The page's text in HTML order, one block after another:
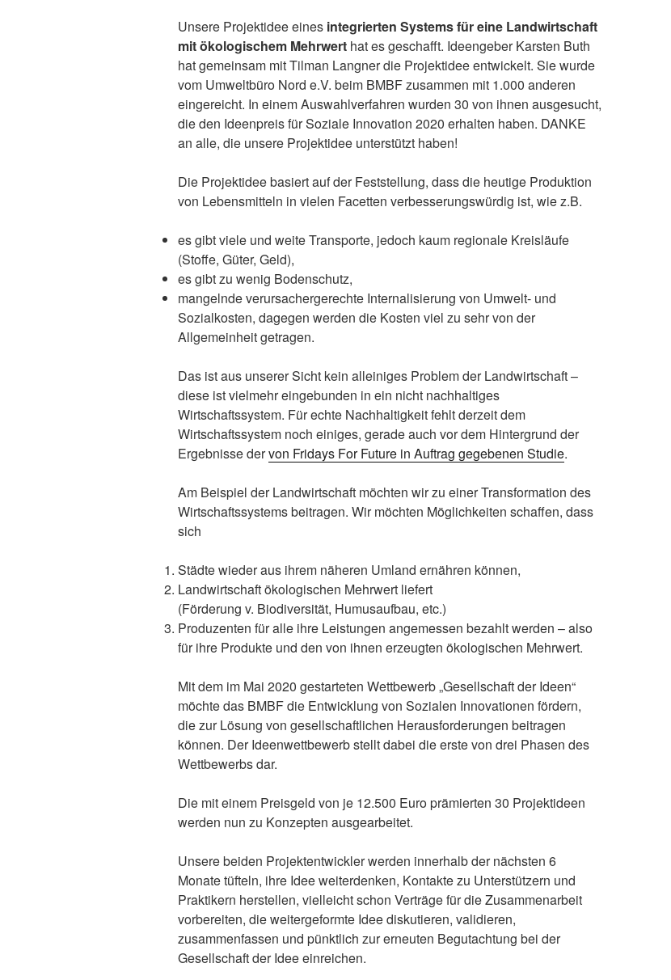
Unsere Projektidee eines integrierten Systems für eine Landwirtschaft
mit ökologischem Mehrwert hat es geschafft. Ideengeber Karsten Buth
hat gemeinsam mit Tilman Langner die Projektidee entwickelt. Sie wurde
vom Umweltbüro Nord e.V. beim BMBF zusammen mit 1.000 anderen
eingereicht. In einem Auswahlverfahren wurden 30 von ihnen ausgesucht,
die den Ideenpreis für Soziale Innovation 2020 erhalten haben. DANKE
an alle, die unsere Projektidee unterstützt haben!
Die Projektidee basiert auf der Feststellung, dass die heutige Produktion
von Lebensmitteln in vielen Facetten verbesserungswürdig ist, wie z.B.
es gibt viele und weite Transporte, jedoch kaum regionale Kreisläufe
(Stoffe, Güter, Geld),
es gibt zu wenig Bodenschutz,
mangelnde verursachergerechte Internalisierung von Umwelt- und
Sozialkosten, dagegen werden die Kosten viel zu sehr von der
Allgemeinheit getragen.
Das ist aus unserer Sicht kein alleiniges Problem der Landwirtschaft –
diese ist vielmehr eingebunden in ein nicht nachhaltiges
Wirtschaftssystem. Für echte Nachhaltigkeit fehlt derzeit dem
Wirtschaftssystem noch einiges, gerade auch vor dem Hintergrund der
Ergebnisse dervon Fridays For Future in Auftrag gegebenen Studie.
Am Beispiel der Landwirtschaft möchten wir zu einer Transformation des
Wirtschaftssystems beitragen. Wir möchten Möglichkeiten schaffen, dass
sich
Städte wieder aus ihrem näheren Umland ernähren können,
Landwirtschaft ökologischen Mehrwert liefert
(Förderung v. Biodiversität, Humusaufbau, etc.)
Produzenten für alle ihre Leistungen angemessen bezahlt werden – also
für ihre Produkte und den von ihnen erzeugten ökologischen Mehrwert.
Mit dem im Mai 2020 gestarteten Wettbewerb „Gesellschaft der Ideen“
möchte das BMBF die Entwicklung von Sozialen Innovationen fördern,
die zur Lösung von gesellschaftlichen Herausforderungen beitragen
können. Der Ideenwettbewerb stellt dabei die erste von drei Phasen des
Wettbewerbs dar.
Die mit einem Preisgeld von je 12.500 Euro prämierten 30 Projektideen
werden nun zu Konzepten ausgearbeitet.
Unsere beiden Projektentwickler werden innerhalb der nächsten 6
Monate tüfteln, ihre Idee weiterdenken, Kontakte zu Unterstützern und
Praktikern herstellen, vielleicht schon Verträge für die Zusammenarbeit
vorbereiten, die weitergeformte Idee diskutieren, validieren,
zusammenfassen und pünktlich zur erneuten Begutachtung bei der
Gesellschaft der Idee einreichen.